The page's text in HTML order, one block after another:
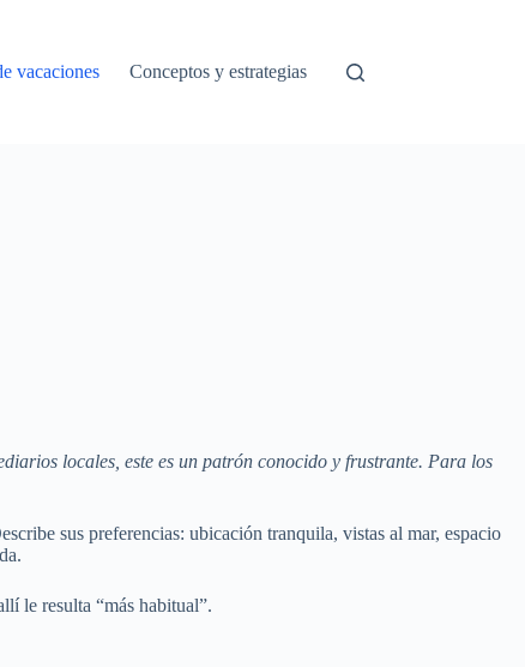
vacaciones Conceptos y estrategias
locales, este es un patrón conocido y frustrante. Para los
sus preferencias: ubicación tranquila, vistas al mar, espacio
le resulta “más habitual”.